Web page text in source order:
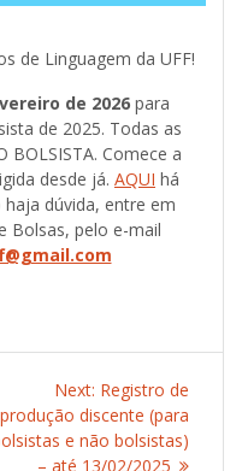
de Linguagem da UFF!
de 2026para
de 2025. Todas as
BOLSISTA. Comece a
desde já. AQUI há
dúvida, entre em
Bolsas, pelo e-mail
Next: Next
post:
Registro de
produção discente (para
e não bolsistas)
– até 13/02/2025